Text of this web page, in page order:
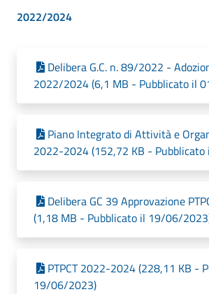
2022/2024
Delibera G.C. n. 89/2022 -
2022/2024 (6,1 MB - Pubblicato il
Piano Integrato di Attività e
2022-2024 (152,72 KB -
Delibera GC 39 Approvazione
(1,18 MB - Pubblicato il 19/06/
PTPCT 2022-2024 (228,11 KB -
19/06/2023)